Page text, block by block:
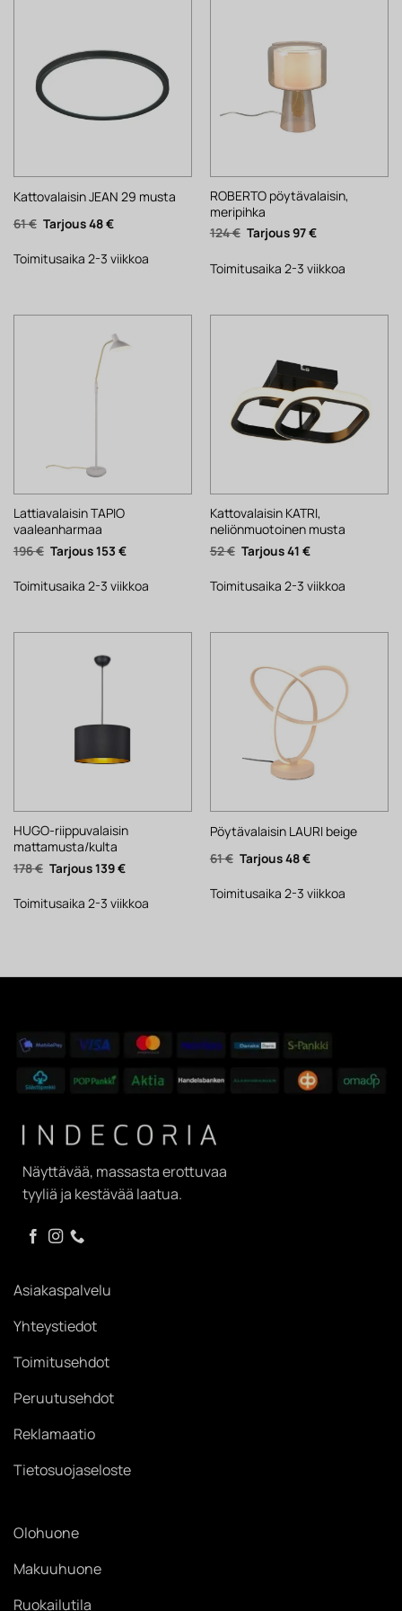
Kattovalaisin JEAN 29 musta
61€ Alkuperäinen
hinta
61 €.
48€Nykyinen
48 €.
Toimitusaika 2-3 viikkoa
ROBERTO pöytävalaisin,
meripihka
124€ Alkuperäinen
hinta
124 €.
97€Nykyinen
97 €.
Toimitusaika 2-3 viikkoa
Lattiavalaisin TAPIO
vaaleanharmaa
196€ Alkuperäinen
hinta
196 €.
153 €Nykyinen
153 €.
Toimitusaika 2-3 viikkoa
Kattovalaisin KATRI,
neliönmuotoinen musta
52€ Alkuperäinen
hinta
52 €.
41 €Nykyinen
41 €.
Toimitusaika 2-3 viikkoa
HUGO-riippuvalaisin
mattamusta/kulta
178€ Alkuperäinen
hinta
178 €.
139€Nykyinen
139 €.
Toimitusaika 2-3 viikkoa
Pöytävalaisin LAURI beige
61€ Alkuperäinen
hinta
61 €.
48€Nykyinen
48 €.
Toimitusaika 2-3 viikkoa
Näyttävää, massasta erottuvaa
tyyliä ja kestävää laatua.
Asiakaspalvelu
Yhteystiedot
Toimitusehdot
Peruutusehdot
Reklamaatio
Tietosuojaseloste
Olohuone
Makuuhuone
Ruokailutila